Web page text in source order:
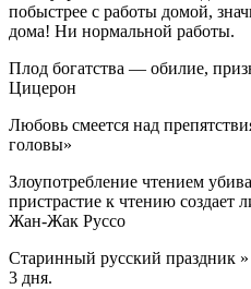
побыстрее с работы домой,
дома! Ни нормальной работы.
Плод богатства — обилие,
Цицерон
Любовь смеется над
головы»
Злоупотребление чтением
пристрастие к чтению создает
Жан-Жак Руссо
Старинный русский праздник
3 дня.